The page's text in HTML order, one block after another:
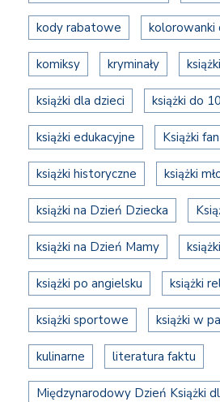
kody rabatowe kolorowanki
komiksy kryminały
książki dla dzieci książki do
książki edukacyjne Książki
książki historyczne książki
książki na Dzień Dziecka
książki na Dzień Mamy
książki po angielsku książki
książki sportowe książki w
kulinarne literatura faktu
Międzynarodowy Dzień Książki